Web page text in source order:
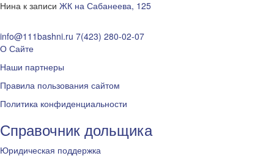
Нина к записи ЖК на Сабанеева, 125
info@111bashni.ru 7(423) 280-02-07
О Сайте
Наши партнеры
Правила пользования сайтом
Политика конфиденциальности
Справочник дольщика
Юридическая поддержка